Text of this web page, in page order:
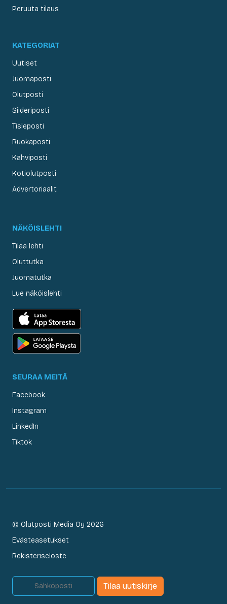
Peruuta tilaus
KATEGORIAT
Uutiset
Juomaposti
Olutposti
Siideriposti
Tisleposti
Ruokaposti
Kahviposti
Kotiolutposti
Advertoriaalit
NÄKÖISLEHTI
Tilaa lehti
Oluttutka
Juomatutka
Lue näköislehti
SEURAA MEITÄ
Facebook
Instagram
LinkedIn
Tiktok
© Olutposti Media Oy 2026
Evästeasetukset
Rekisteriseloste
Tilaa uutiskirje